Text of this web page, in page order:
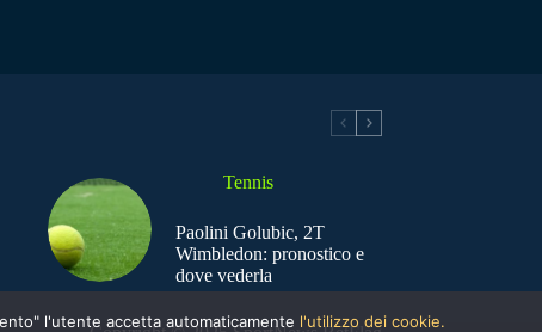
Tennis
Paolini Golubic, 2T
Wimbledon: pronostico e
dove vederla
l'utente accetta automaticamente l'utilizzo dei cookie.